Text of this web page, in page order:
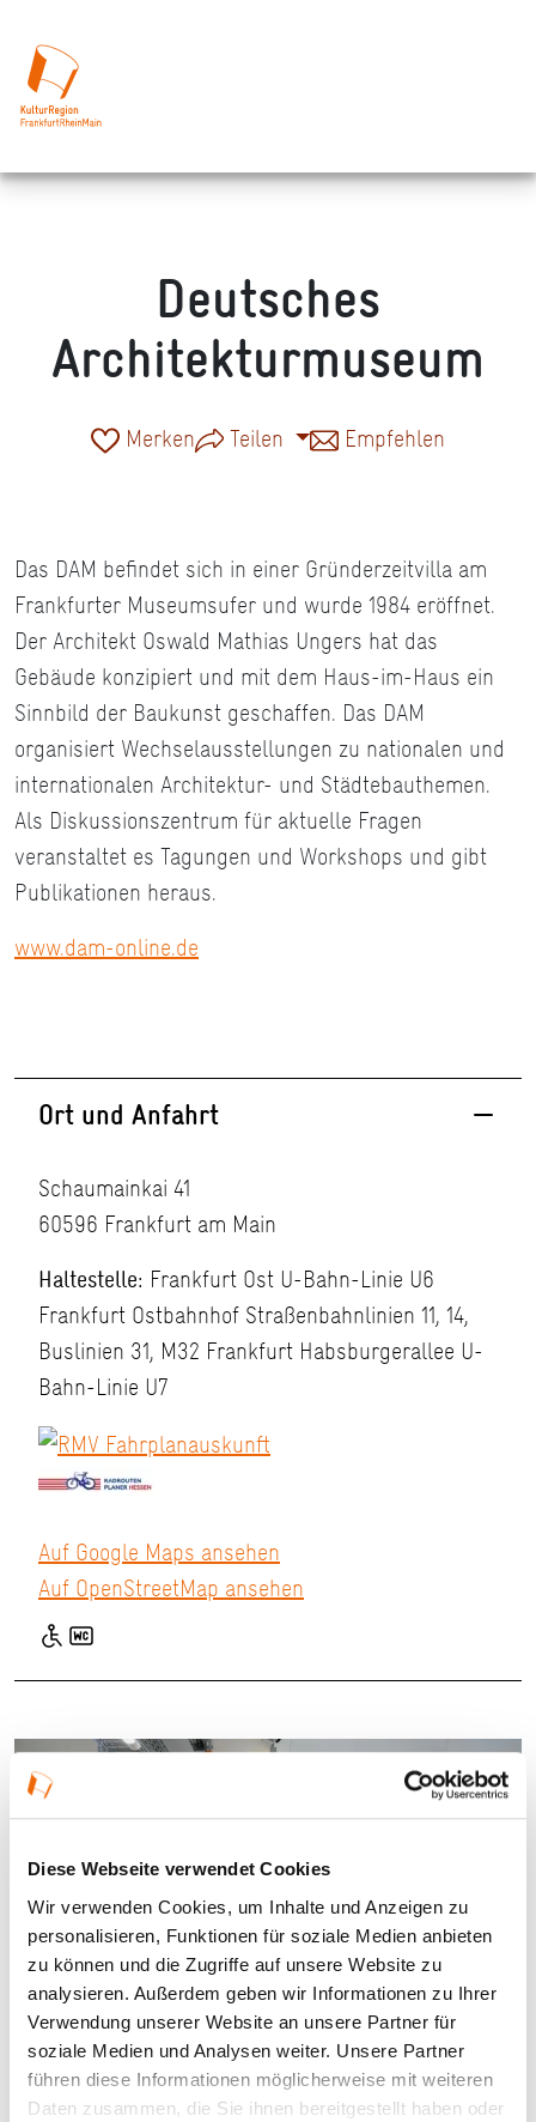
Diese Webseite verwendet Cookies
Wir verwenden Cookies, um Inhalte und Anzeigen zu
personalisieren, Funktionen für soziale Medien anbieten
zu können und die Zugriffe auf unsere Website zu
analysieren. Außerdem geben wir Informationen zu Ihrer
Verwendung unserer Website an unsere Partner für
soziale Medien und Analysen weiter. Unsere Partner
führen diese Informationen möglicherweise mit weiteren
Daten zusammen, die Sie ihnen bereitgestellt haben oder
Deutsches
Architekturmuseum
Merken Teilen Empfehlen
Das DAM befindet sich in einer Gründerzeitvilla am
Frankfurter Museumsufer und wurde 1984 eröffnet.
Der Architekt Oswald Mathias Ungers hat das
Gebäude konzipiert und mit dem Haus-im-Haus ein
Sinnbild der Baukunst geschaffen. Das DAM
organisiert Wechselausstellungen zu nationalen und
internationalen Architektur- und Städtebauthemen.
Als Diskussionszentrum für aktuelle Fragen
veranstaltet es Tagungen und Workshops und gibt
Publikationen heraus.
www.dam-online.de
Ort und Anfahrt
Schaumainkai 41
60596 Frankfurt am Main
Haltestelle: Frankfurt Ost U-Bahn-Linie U6
Frankfurt Ostbahnhof Straßenbahnlinien 11, 14,
Buslinien 31, M32 Frankfurt Habsburgerallee U-
Bahn-Linie U7
Auf Google Maps ansehen
Auf OpenStreetMap ansehen
DAM ProtestArchitektur_Ausstellung Foto © MoritzBernoully